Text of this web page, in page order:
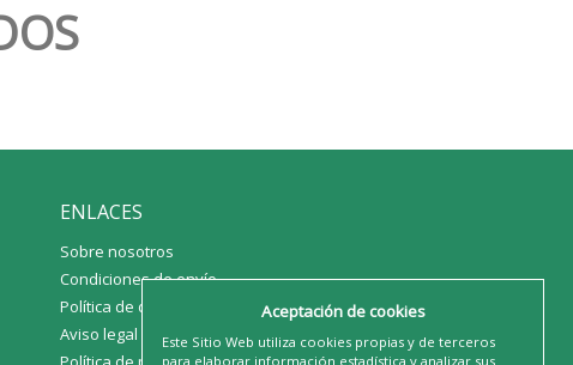
ENLACES
Sobre nosotros
Condiciones de envío
Política de devoluciones
Aviso legal
Aceptación de cookies
Este Sitio Web utiliza cookies propias y de terceros
para elaborar información estadística y analizar sus